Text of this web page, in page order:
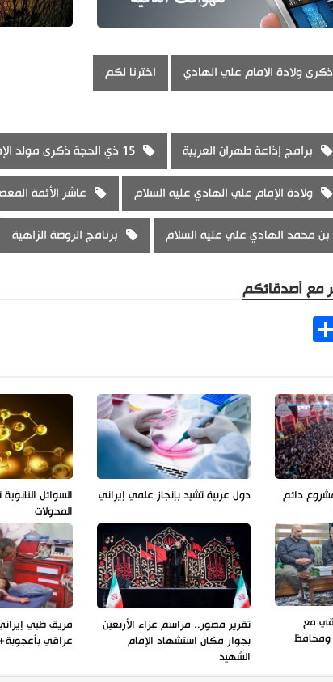
ذكرى ولادة الامام علي الهادي اخترنا لكم
برامج إذاعة طهران العربية 15 ذي الحجة ذكرى مولد الإمام علي الهادي (ع)
ولادة الإمام علي الهادي عليه السلام عاشر الأئمة
بن محمد الهادي علي عليه السلام برنامج الروضة الزاهية
مع أصدقائكم
دائم
دول عربية تشيد بإنجاز علمي إيراني
السوائل
المحولات
مع
ومحافظ
تقرير مصور.. مراسم عزاء الأربعين
بجوار مكان استشهاد الإمام
الشهيد
فريق طبي
عراقي